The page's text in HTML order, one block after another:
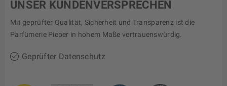
UNSER KUNDENVERSPRECHEN
Mit geprüfter Qualität, Sicherheit und Transparenz ist die
Parfümerie Pieper in hohem Maße vertrauenswürdig.
Geprüfter Datenschutz